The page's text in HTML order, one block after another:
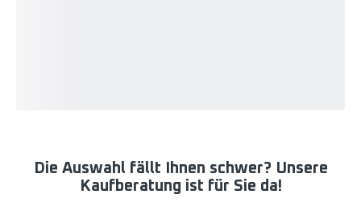
Die Auswahl fällt Ihnen schwer? Unsere
Kaufberatung ist für Sie da!